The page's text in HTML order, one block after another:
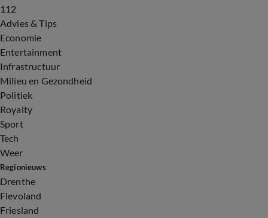
112
Advies & Tips
Economie
Entertainment
Infrastructuur
Milieu en Gezondheid
Politiek
Royalty
Sport
Tech
Weer
Regionieuws
Drenthe
Flevoland
Friesland